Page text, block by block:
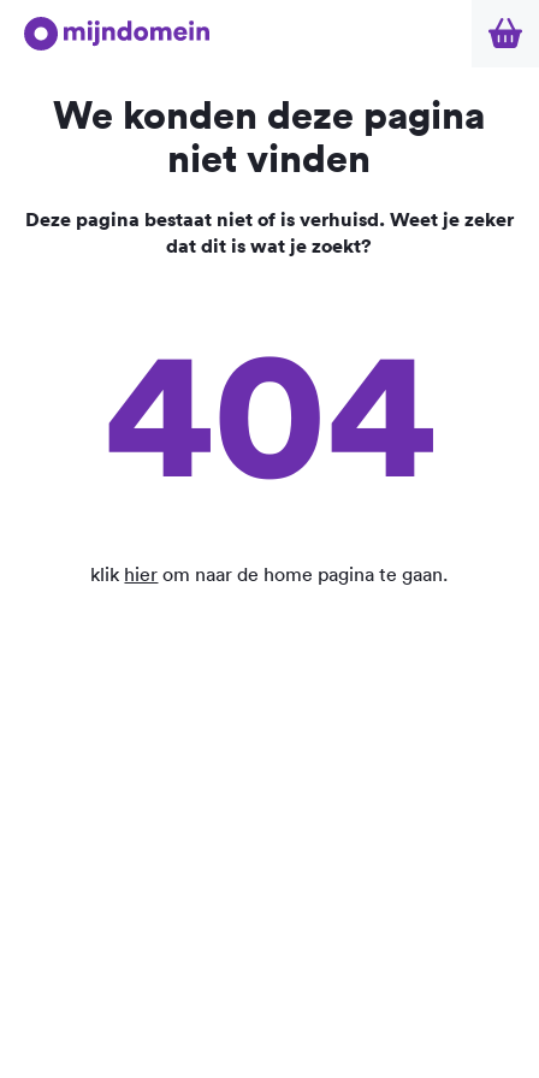
We konden deze pagina
niet vinden
Deze pagina bestaat niet of is verhuisd. Weet je zeker
dat dit is wat je zoekt?
404
klik hier om naar de home pagina te gaan.